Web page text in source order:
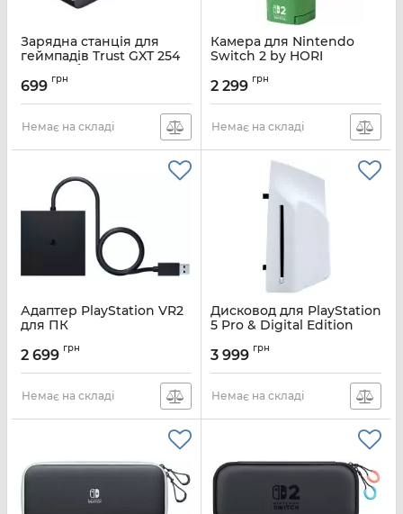
Зарядна станція для
геймпадів Trust GXT 254
for PS5, білий
Артикул:
699 грн
Немає на складі
Камера для Nintendo
Switch 2 by HORI
Артикул:
2 299 грн
Немає на складі
Адаптер PlayStation VR2
для ПК
2 699 грн
Немає на складі
Дисковод для PlayStation
5 Pro & Digital Edition
3 999 грн
Немає на складі